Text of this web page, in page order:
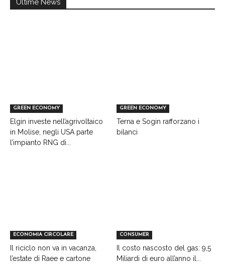
Ultime News
GREEN ECONOMY
Elgin investe nell’agrivoltaico
in Molise, negli USA parte
l’impianto RNG di...
GREEN ECONOMY
Terna e Sogin rafforzano i
bilanci
ECONOMIA CIRCOLARE
Il riciclo non va in vacanza,
l’estate di Raee e cartone
CONSUMER
Il costo nascosto del gas: 9,5
Miliardi di euro all’anno il...